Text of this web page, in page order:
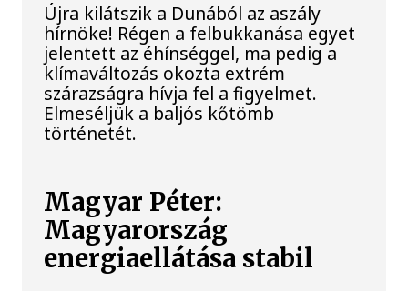
Újra kilátszik a Dunából az aszály
hírnöke! Régen a felbukkanása egyet
jelentett az éhínséggel, ma pedig a
klímaváltozás okozta extrém
szárazságra hívja fel a figyelmet.
Elmeséljük a baljós kőtömb
történetét.
Magyar Péter:
Magyarország
energiaellátása stabil